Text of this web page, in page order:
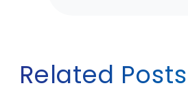
Related Posts